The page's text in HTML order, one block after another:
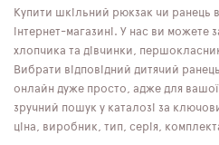
Купити шкільний рюкзак чи ранець
інтернет-магазині. У нас ви
хлопчика та дівчинки,
Вибрати відповідний дитячий
онлайн дуже просто, адже для
зручний пошук у каталозі за
ціна, виробник, тип, серія,